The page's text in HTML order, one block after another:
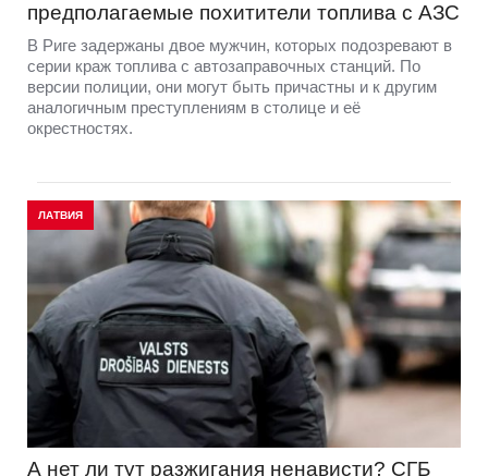
предполагаемые похитители топлива с АЗС
В Риге задержаны двое мужчин, которых подозревают в
серии краж топлива с автозаправочных станций. По
версии полиции, они могут быть причастны и к другим
аналогичным преступлениям в столице и её
окрестностях.
ЛАТВИЯ
А нет ли тут разжигания ненависти? СГБ